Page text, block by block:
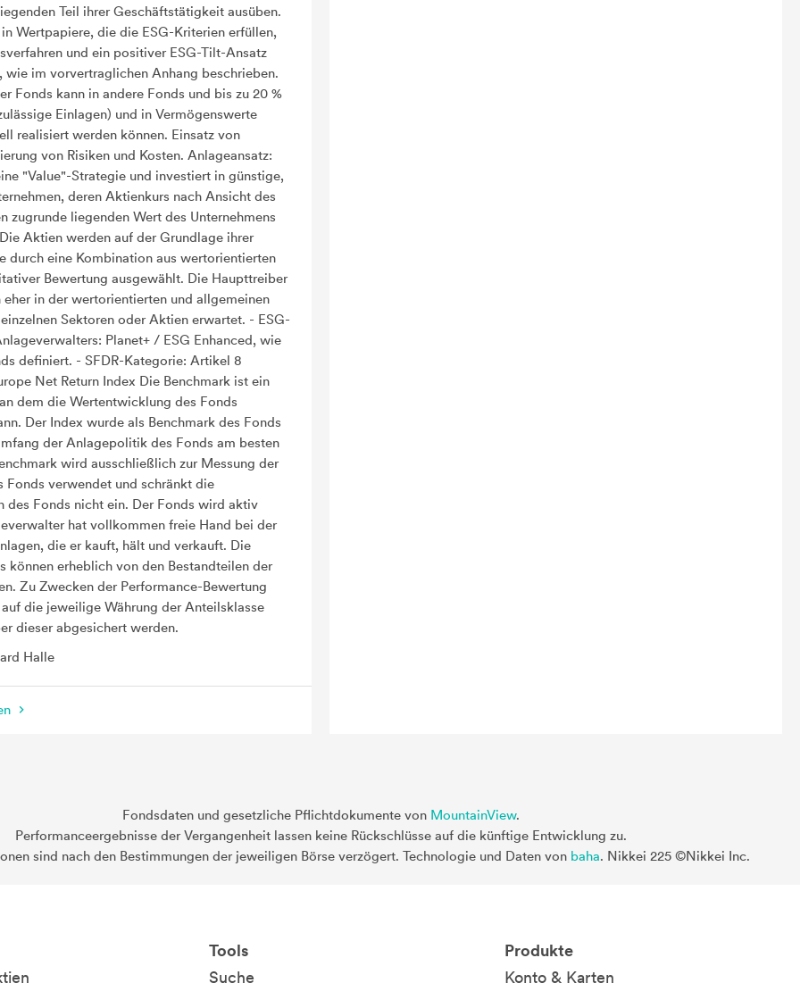
Teil ihrer Geschäftstätigkeit ausüben.
Wertpapiere, die die ESG-Kriterien erfüllen,
und ein positiver ESG-Tilt-Ansatz
wie im vorvertraglichen Anhang beschrieben.
Fonds kann in andere Fonds und bis zu 20 %
Einlagen) und in Vermögenswerte
realisiert werden können. Einsatz von
von Risiken und Kosten. Anlageansatz:
"Value"-Strategie und investiert in günstige,
deren Aktienkurs nach Ansicht des
zugrunde liegenden Wert des Unternehmens
Aktien werden auf der Grundlage ihrer
durch eine Kombination aus wertorientierten
Bewertung ausgewählt. Die Haupttreiber
eher in der wertorientierten und allgemeinen
Sektoren oder Aktien erwartet. - ESG-
Planet+ / ESG Enhanced, wie
definiert. - SFDR-Kategorie: Artikel 8
Net Return Index Die Benchmark ist ein
dem die Wertentwicklung des Fonds
Der Index wurde als Benchmark des Fonds
der Anlagepolitik des Fonds am besten
wird ausschließlich zur Messung der
Fonds verwendet und schränkt die
Fonds nicht ein. Der Fonds wird aktiv
hat vollkommen freie Hand bei der
die er kauft, hält und verkauft. Die
können erheblich von den Bestandteilen der
Zu Zwecken der Performance-Bewertung
die jeweilige Währung der Anteilsklasse
dieser abgesichert werden.
Halle
Fondsdaten und gesetzliche Pflichtdokumente von MountainView.
Performanceergebnisse der Vergangenheit lassen keine Rückschlüsse auf die künftige Entwicklung zu.
sind nach den Bestimmungen der jeweiligen Börse verzögert. Technologie und Daten von baha. Nikkei 225 ©Nikkei Inc.
Tools
Suche
Produkte
Konto & Karten